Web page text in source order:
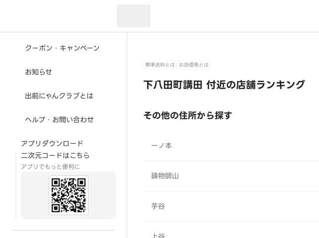
クーポン・キャンペーン
お知らせ
出前にゃんクラブとは
ヘルプ・お問い合わせ
アプリダウンロード
二次元コードはこちら
アプリでもっと便利に
標準送料とは お店価格とは
下八田町講田 付近の店舗ランキング
その他の住所から探す
一ノ本
鋳物師山
芋谷